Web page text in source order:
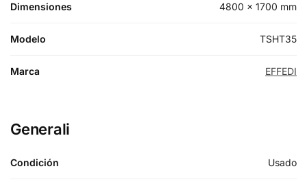
Dimensiones 4800 × 1700 mm
Modelo TSHT35
Marca EFFEDI
Generali
Condición Usado